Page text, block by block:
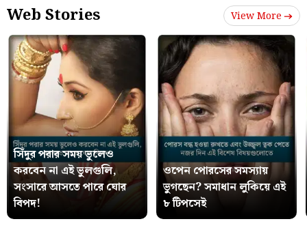
Web Stories View More
সিঁদুর পরার সময় ভুলেও
করবেন না এই ভুলগুলি,
সংসারে আসতে পারে ঘোর
বিপদ!
ওপেন পোরসের সমস্যায়
ভুগছেন? সমাধান লুকিয়ে এই
৮ টিপসেই